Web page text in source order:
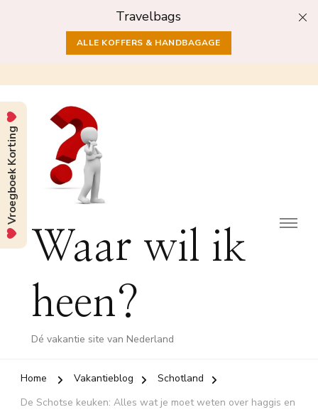
Travelbags
ALLE KOFFERS & HANDBAGAGE
Waar wil ik
heen?
Dé vakantie site van Nederland
Home Vakantieblog
Schotland
De Schotse keuken: Alles wat je moet weten over haggis en
Vroegboek Korting